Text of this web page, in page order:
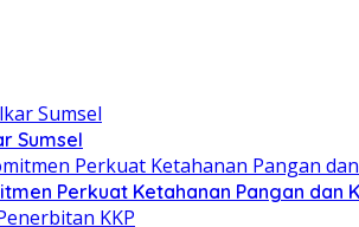
Sumsel
Perkuat Ketahanan Pangan dan